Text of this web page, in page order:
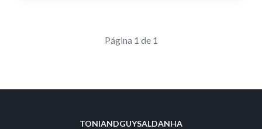
Página 1 de 1
TONIANDGUYSALDANHA